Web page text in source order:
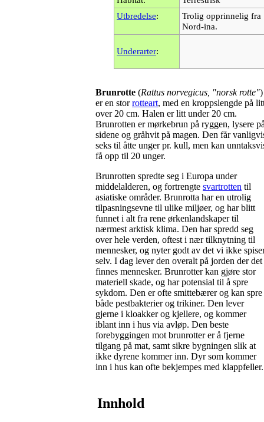
Utbredelse:
Trolig opprinnelig fra
Nord-ina.
Underarter:
Brunrotte (Rattus norvegicus, "norsk rotte")
er en storrotteart, med en kroppslengde på
over 20 cm. Halen er litt under 20 cm.
Brunrotten er mørkebrun på ryggen, lysere
sidene og gråhvit på magen. Den får
seks til åtte unger pr. kull, men kan
få opp til 20 unger.
Brunrotten spredte seg i Europa under
middelalderen, og fortrengte svartrotten til
asiatiske områder. Brunrotta har en utrolig
tilpasningsevne til ulike miljøer, og har blitt
funnet i alt fra rene ørkenlandskaper til
nærmest arktisk klima. Den har spredd seg
over hele verden, oftest i nær tilknytning til
mennesker, og nyter godt av det vi ikke
selv. I dag lever den overalt på jorden der det
finnes mennesker. Brunrotter kan gjøre stor
materiell skade, og har potensial til å spre
sykdom. Den er ofte smittebærer og kan spre
både pestbakterier og trikiner. Den lever
gjerne i kloakker og kjellere, og kommer
iblant inn i hus via avløp. Den beste
forebyggingen mot brunrotter er å fjerne
tilgang på mat, samt sikre bygningen slik at
ikke dyrene kommer inn. Dyr som kommer
inn i hus kan ofte bekjempes med klappfeller.
Innhold